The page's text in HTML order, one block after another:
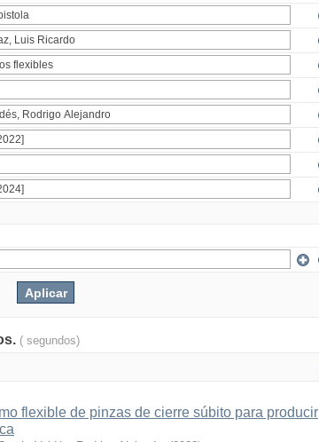
( segundos)
flexible de pinzas de cierre súbito para producir